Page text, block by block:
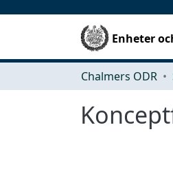
Enheter
Chalmers ODR